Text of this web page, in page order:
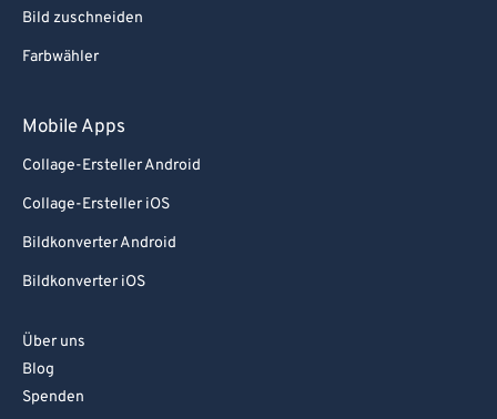
Bild zuschneiden
Farbwähler
Mobile Apps
Collage-Ersteller Android
Collage-Ersteller iOS
Bildkonverter Android
Bildkonverter iOS
Über uns
Blog
Spenden